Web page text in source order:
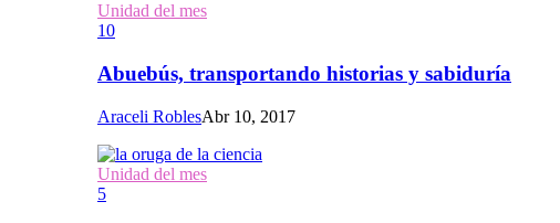
Unidad del mes
10
Abuebús, transportando historias y sabiduría
Araceli RoblesAbr 10, 2017
Unidad del mes
5